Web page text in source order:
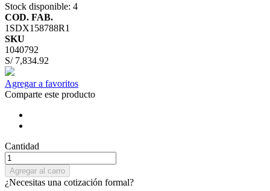
Stock disponible: 4
COD. FAB.
1SDX158788R1
SKU
1040792
S/ 7,834.92
Agregar a favoritos
Comparte este producto
Cantidad
Agregar al carro
¿Necesitas una cotización formal?